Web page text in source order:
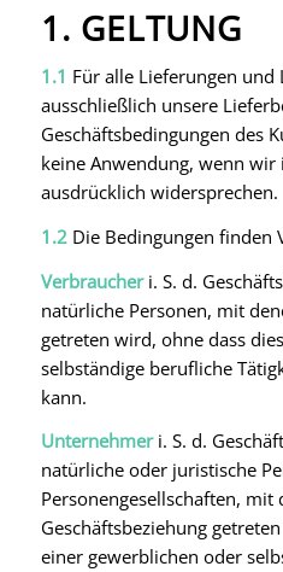
1. GELTUNG
1.1 Für alle Lieferungen und
ausschließlich unsere
Geschäftsbedingungen des
keine Anwendung, wenn
ausdrücklich widersprechen.
1.2Die Bedingungen finden
Verbraucheri. S. d.
natürliche Personen, mit
getreten wird, ohne dass
selbständige berufliche
kann.
Unternehmeri. S. d.
natürliche oder juristische
Personengesellschaften, mit
Geschäftsbeziehung
einer gewerblichen oder